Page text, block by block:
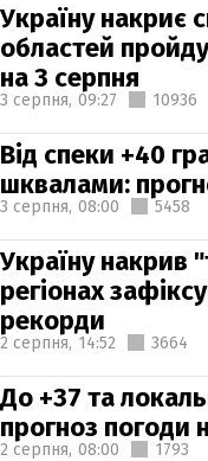
Україну накриє
областей
на 3 серпня
3 серпня, 09:27 10936
Від спеки +40
шквалами:
3 серпня, 08:00 5458
Україну накрив
регіонах
рекорди
2 серпня, 14:52 3664
До +37 та
прогноз погоди
2 серпня, 08:00 1793